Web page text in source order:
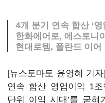
4개 분기 연속 합산 ‘
한화에어로, 에스토니
현대로템, 폴란드 이어
[뉴스토마토 윤영혜 기
연속 합산 영업이익 1
단위 이익 시대’를 굳